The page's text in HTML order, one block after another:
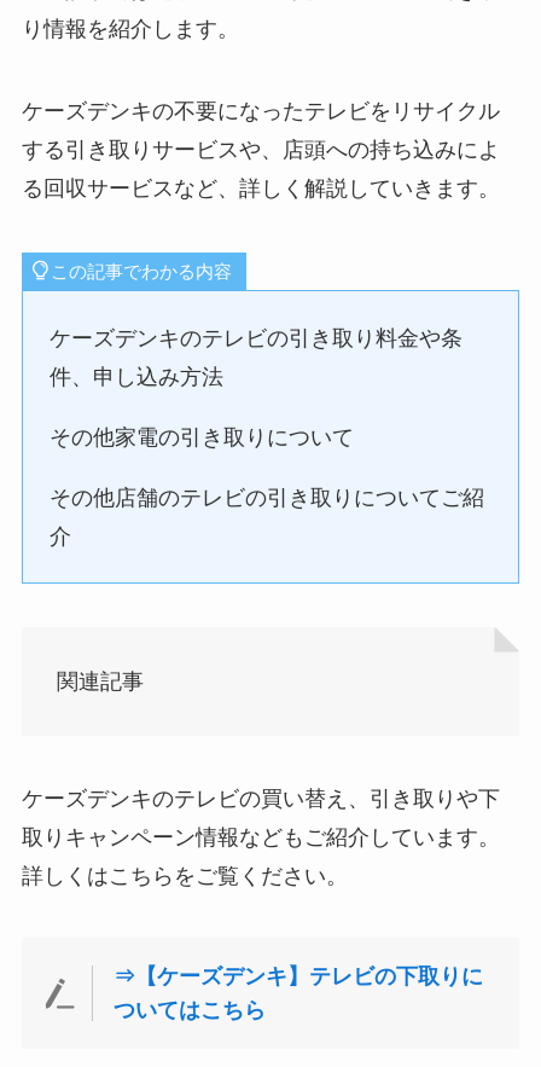
り情報を紹介します。
ケーズデンキの不要になったテレビをリサイクル
する引き取りサービスや、店頭への持ち込みによ
る回収サービスなど、詳しく解説していきます。
この記事でわかる内容
ケーズデンキのテレビの引き取り料金や条
件、申し込み方法
その他家電の引き取りについて
その他店舗のテレビの引き取りについてご紹
介
関連記事
ケーズデンキのテレビの買い替え、引き取りや下
取りキャンペーン情報などもご紹介しています。
詳しくはこちらをご覧ください。
⇒【ケーズデンキ】テレビの下取りに
ついてはこちら